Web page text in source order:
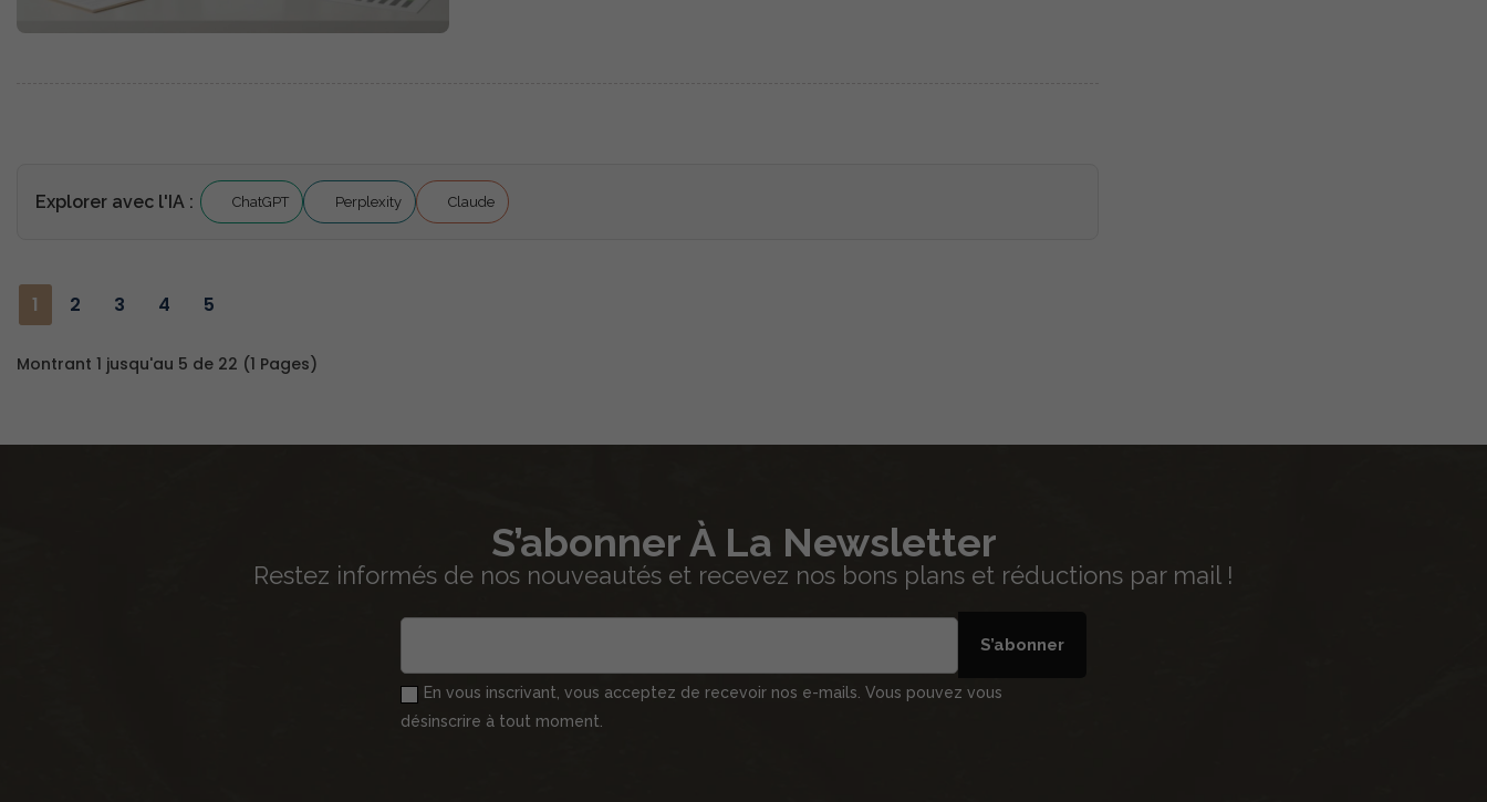
Explorer avec l'IA : ChatGPT Perplexity Claude
1 2 3 4 5
Montrant 1 jusqu'au 5 de 22 (1 Pages)
S’abonner À La Newsletter
Restez informés de nos nouveautés et recevez nos bons plans et réductions par mail !
S’abonner
En vous inscrivant, vous acceptez de recevoir nos e-mails. Vous pouvez vous
désinscrire à tout moment.